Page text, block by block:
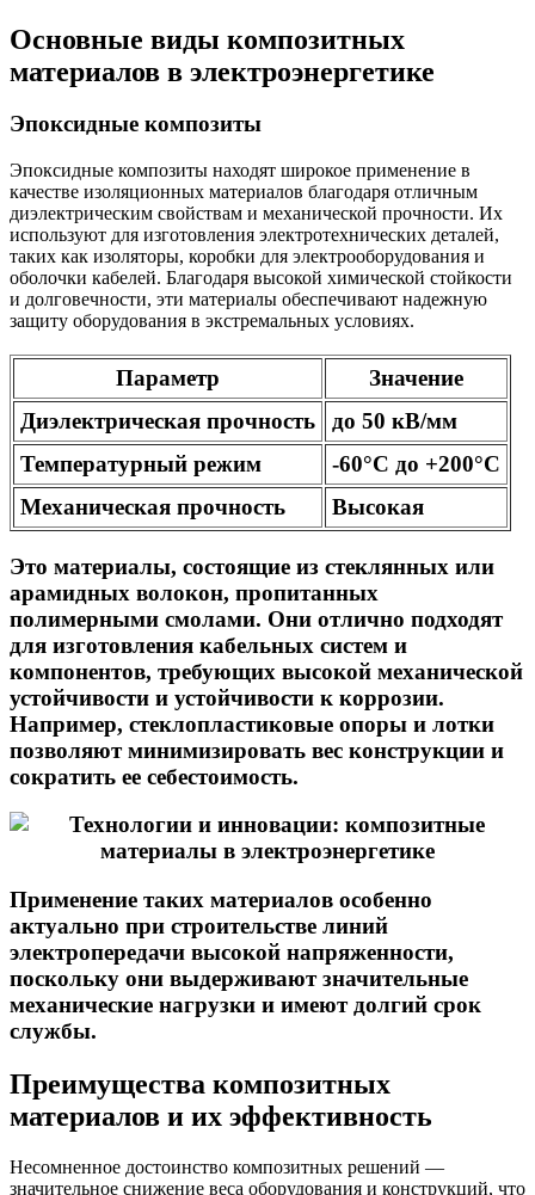
Основные виды композитных
материалов в электроэнергетике
Эпоксидные композиты
Эпоксидные композиты находят широкое применение в
качестве изоляционных материалов благодаря отличным
диэлектрическим свойствам и механической прочности. Их
используют для изготовления электротехнических деталей,
таких как изоляторы, коробки для электрооборудования и
оболочки кабелей. Благодаря высокой химической стойкости
и долговечности, эти материалы обеспечивают надежную
защиту оборудования в экстремальных условиях.
Параметр
Значение
Диэлектрическая прочность
до 50 кВ/мм
Температурный режим
-60°C до +200°C
Механическая прочность
Высокая
Это материалы, состоящие из стеклянных или
арамидных волокон, пропитанных
полимерными смолами. Они отлично подходят
для изготовления кабельных систем и
компонентов, требующих высокой механической
устойчивости и устойчивости к коррозии.
Например, стеклопластиковые опоры и лотки
позволяют минимизировать вес конструкции и
сократить ее себестоимость.
Применение таких материалов особенно
актуально при строительстве линий
электропередачи высокой напряженности,
поскольку они выдерживают значительные
механические нагрузки и имеют долгий срок
службы.
Преимущества композитных
материалов и их эффективность
Несомненное достоинство композитных решений —
значительное снижение веса оборудования и конструкций, что